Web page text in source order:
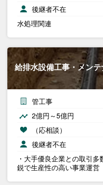
後継者不在
水処理関連
給排水設備工事・メン
管工事
2億円～5億円
（応相談）
後継者不在
・大手優良企業との取引
鋭で生産性の高い事業運営